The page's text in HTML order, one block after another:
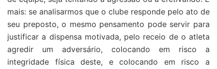
mais: se analisarmos que o clube responde pelo ato de
seu preposto, o mesmo pensamento pode servir para
justificar a dispensa motivada, pelo receio de o atleta
agredir um adversário, colocando em risco a
integridade física deste, e colocando em risco a